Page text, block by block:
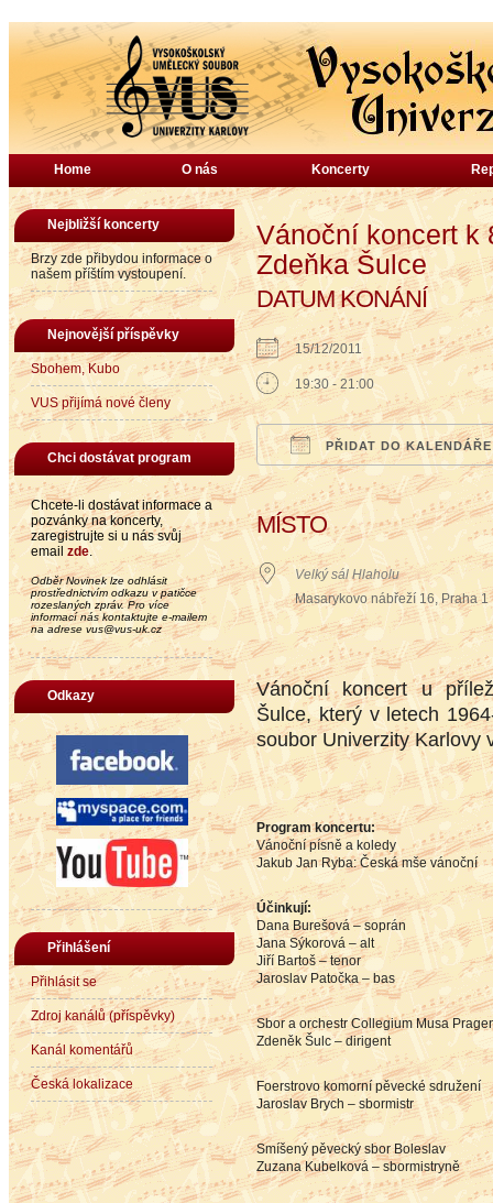
Home O nás Koncerty
Nejbližší koncerty
Brzy zde přibydou informace o
našem příštím vystoupení.
Nejnovější příspěvky
Sbohem, Kubo
VUS přijímá nové členy
Chci dostávat program
Chcete-li dostávat informace a
pozvánky na koncerty,
zaregistrujte si u nás svůj
email zde.
Odběr Novinek lze odhlásit
prostřednictvím odkazu v patičce
rozeslaných zpráv. Pro více
informací nás kontaktujte e-mailem
na adrese vus@vus-uk.cz
Odkazy
Přihlášení
Přihlásit se
Zdroj kanálů (příspěvky)
Kanál komentářů
Česká lokalizace
Vánoční koncert k
Zdeňka Šulce
DATUM KONÁNÍ
15/12/2011
19:30 - 21:00
PŘIDAT DO KALENDÁŘE
Download ICSGoogle Calendar
iCalendar
MÍSTO
Velký sál Hlaholu
Masarykovo nábřeží 16, Praha 1
Vánoční koncert u
Šulce, který v letech
soubor Univerzity Karlovy
Program koncertu:
Vánoční písně a koledy
Jakub Jan Ryba: Česká mše vánoční
Účinkují:
Dana Burešová – soprán
Jana Sýkorová – alt
Jiří Bartoš – tenor
Jaroslav Patočka – bas
Sbor a orchestr Collegium Musa
Zdeněk Šulc – dirigent
Foerstrovo komorní pěvecké sdružení
Jaroslav Brych – sbormistr
Smíšený pěvecký sbor Boleslav
Zuzana Kubelková – sbormistryně